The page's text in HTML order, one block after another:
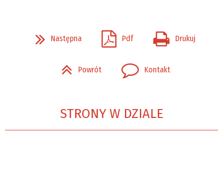
Następna Pdf Drukuj
Powrót Kontakt
STRONY W DZIALE